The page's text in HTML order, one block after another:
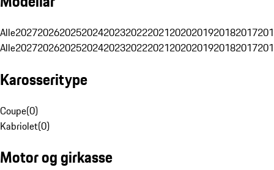
Alle20272026202520242023202220212020201920182017
Alle20272026202520242023202220212020201920182017
Karosseritype
Coupe(0)
Kabriolet(0)
Motor og girkasse